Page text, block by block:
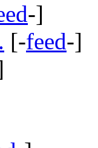
-]
[-feed-]